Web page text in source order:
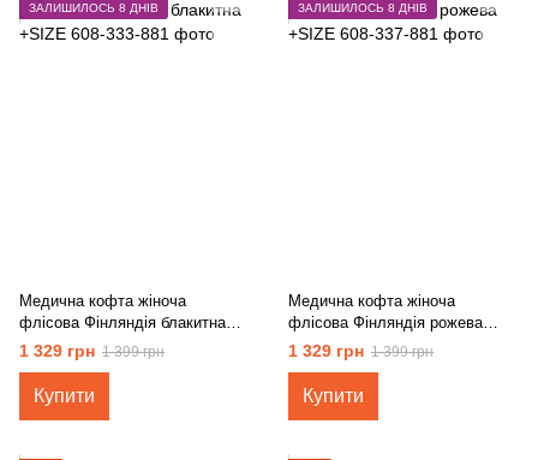
ЗАЛИШИЛОСЬ 8 ДНІВ
Медична кофта жіноча
флісова Фінляндія блакитна
+SIZE
1 329 грн 1 399 грн
Купити
ЗАЛИШИЛОСЬ 8 ДНІВ
Медична кофта жіноча
флісова Фінляндія рожева
+SIZE
1 329 грн 1 399 грн
Купити